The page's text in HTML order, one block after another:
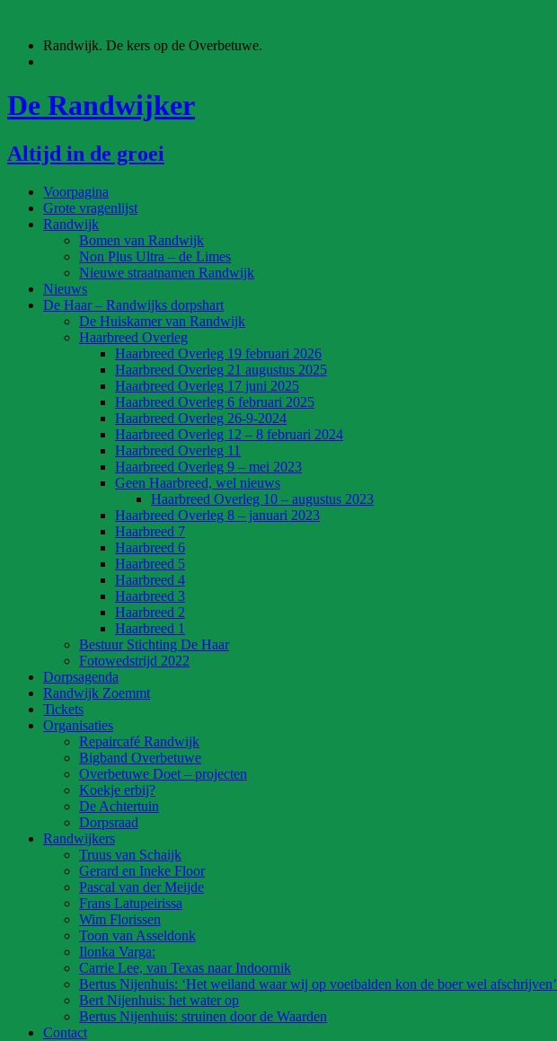
inhoud
Randwijk. De kers op de Overbetuwe.
De Randwijker
Altijd in de groei
Voorpagina
Grote vragenlijst
Randwijk
Bomen van Randwijk
Non Plus Ultra – de Limes
Nieuwe straatnamen Randwijk
Nieuws
De Haar – Randwijks dorpshart
De Huiskamer van Randwijk
Haarbreed Overleg
Haarbreed Overleg 19 februari 2026
Haarbreed Overleg 21 augustus 2025
Haarbreed Overleg 17 juni 2025
Haarbreed Overleg 6 februari 2025
Haarbreed Overleg 26-9-2024
Haarbreed Overleg 12 – 8 februari 2024
Haarbreed Overleg 11
Haarbreed Overleg 9 – mei 2023
Geen Haarbreed, wel nieuws
Haarbreed Overleg 10 – augustus 2023
Haarbreed Overleg 8 – januari 2023
Haarbreed 7
Haarbreed 6
Haarbreed 5
Haarbreed 4
Haarbreed 3
Haarbreed 2
Haarbreed 1
Bestuur Stichting De Haar
Fotowedstrijd 2022
Dorpsagenda
Randwijk Zoemmt
Tickets
Organisaties
Repaircafé Randwijk
Bigband Overbetuwe
Overbetuwe Doet – projecten
Koekje erbij?
De Achtertuin
Dorpsraad
Randwijkers
Truus van Schaijk
Gerard en Ineke Floor
Pascal van der Meijde
Frans Latupeirissa
Wim Florissen
Toon van Asseldonk
Ilonka Varga:
Carrie Lee, van Texas naar Indoornik
Bertus Nijenhuis: ‘Het weiland waar wij op voetbalden kon de boer wel afschrijven’
Bert Nijenhuis: het water op
Bertus Nijenhuis: struinen door de Waarden
Contact